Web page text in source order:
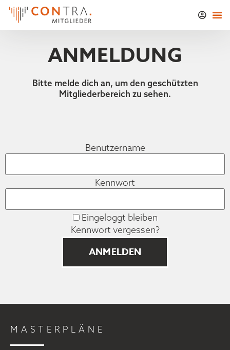
ANMELDUNG
Bitte melde dich an, um den geschützten
Mitgliederbereich zu sehen.
Benutzername
Kennwort
Eingeloggt bleiben
Kennwort vergessen?
MASTERPLÄNE